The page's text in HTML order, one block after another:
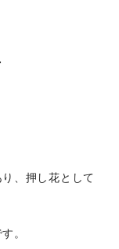
、押し花として
。